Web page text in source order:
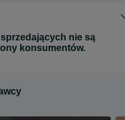
nie są
konsumentów.